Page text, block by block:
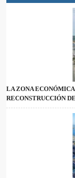
LA ZONA
RECONSTRUCCIÓN